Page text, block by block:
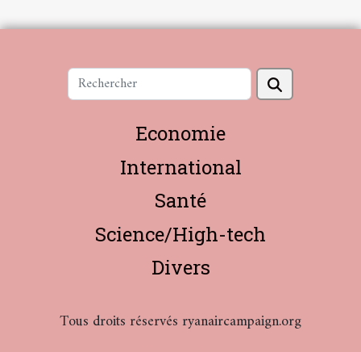
Economie
International
Santé
Science/High-tech
Divers
Tous droits réservés ryanaircampaign.org